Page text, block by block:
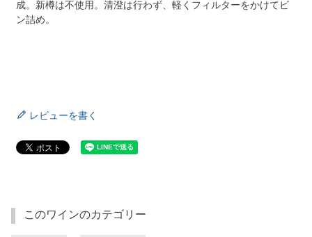
成。新樽は不使用。清澄は行わず、軽くフィルターをかけてビ
ン詰め。
レビューを書く
このワインのカテゴリー